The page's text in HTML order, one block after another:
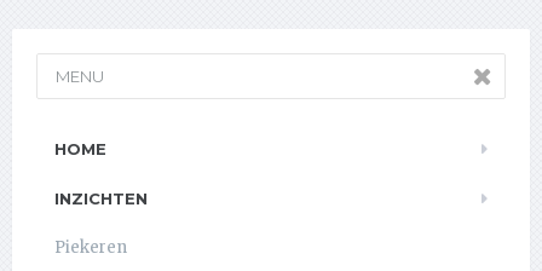
MENU
HOME
INZICHTEN
Piekeren